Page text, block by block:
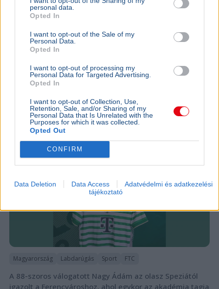
personal data.
Opted In
I want to opt-out of the Sale of my
Personal Data.
Opted In
I want to opt-out of processing my
Personal Data for Targeted Advertising.
Opted In
I want to opt-out of Collection, Use,
Retention, Sale, and/or Sharing of my
Personal Data that Is Unrelated with the
Purposes for which it was collected.
Opted Out
CONFIRM
Data Deletion Data Access
Adatvédelmi és adatkezelési
tájékoztató
Labdarúgás Liverpool FC Szoboszlai Dominik Sport
Curtis Jones és Szoboszlai Dominik heves szóváltásba
keveredett a Liverpool felkészülési meccse után, a vita a
csapatkapitányi karszalag körül alakult ki.
Bővebben...
Visszatért a Ferencvároshoz a 88-szoros
válogatott Nagy Ádám
Magyarország Labdarúgás Sport FTC
A 88-szoros válogatott Nagy Ádám az olasz Speziától
igazolt a Ferencvároshoz, ahol egykor az akadémia tagja